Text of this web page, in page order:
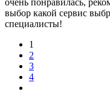
выбор какой сервис
специалисты!
1
2
3
4